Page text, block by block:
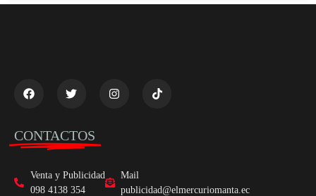
CONTACTOS
Venta y Publicidad
098 4138 354
Mail
publicidad@elmercuriomanta.ec